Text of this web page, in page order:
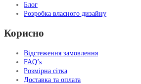
Блог
Розробка власного дизайну
Корисно
Відстеження замовлення
FAQ’s
Розмірна сітка
Доставка та оплата